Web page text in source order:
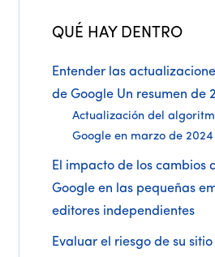
QUÉ HAY DENTRO
Entender las
de Google Un resumen de
Actualización del
Google en marzo de 2024
El impacto de los cambios
Google en las pequeñas
editores independientes
Evaluar el riesgo de su